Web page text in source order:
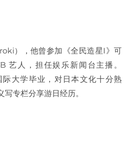
），他曾参加《全民造星I》可
艺人，担任娱乐新闻台主播。
大学毕业，对日本文化十分熟
专栏分享游日经历。